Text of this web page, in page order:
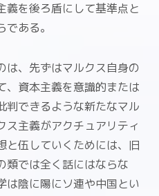
義を後ろ盾にして基準点と
ある。
は、先ずはマルクス自身の
、資本主義を意識的または
判できるような新たなマル
ス主義がアクチュアリティ
と伍していくためには、旧
類では全く話にはならな
は陰に陽にソ連や中国とい